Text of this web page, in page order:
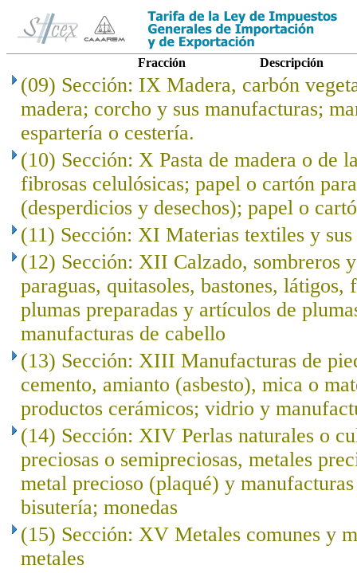
Fracción Descripción
(09) Sección: IX Madera, carbón
madera; corcho y sus manufacturas;
espartería o cestería.
(10) Sección: X Pasta de madera o de
fibrosas celulósicas; papel o cartón
(desperdicios y desechos); papel o
(11) Sección: XI Materias textiles y sus
(12) Sección: XII Calzado, sombreros
paraguas, quitasoles, bastones, látigos,
plumas preparadas y artículos de
manufacturas de cabello
(13) Sección: XIII Manufacturas de
cemento, amianto (asbesto), mica o
productos cerámicos; vidrio y
(14) Sección: XIV Perlas naturales o
preciosas o semipreciosas, metales
metal precioso (plaqué) y
bisutería; monedas
(15) Sección: XV Metales comunes y
metales